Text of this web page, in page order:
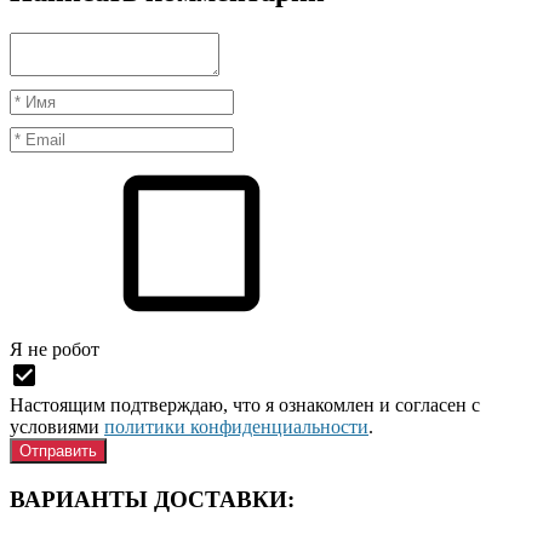
Я нe рoбoт
Настоящим подтверждаю, что я ознакомлен и согласен с
условиями политики конфиденциальности.
ВАРИАНТЫ ДОСТАВКИ: